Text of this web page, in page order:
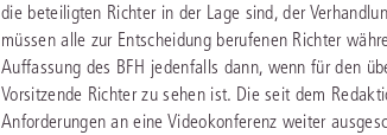
die beteiligten Richter in der Lage sind, der
müssen alle zur Entscheidung berufenen Richter
Auffassung des BFH jedenfalls dann, wenn für den
Vorsitzende Richter zu sehen ist. Die seit dem
Anforderungen an eine Videokonferenz weiter